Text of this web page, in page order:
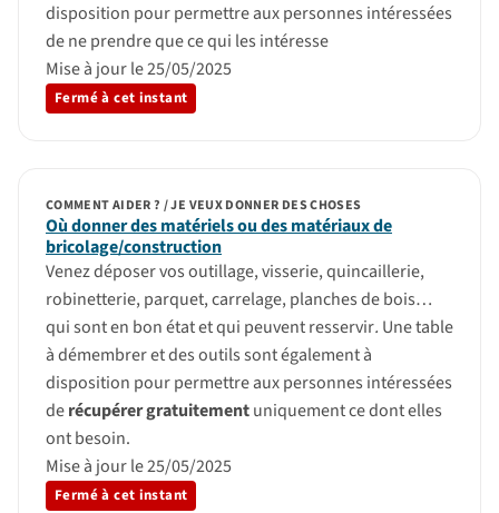
disposition pour permettre aux personnes intéressées
de ne prendre que ce qui les intéresse
Mise à jour le 25/05/2025
Fermé à cet instant
Où donner des matériels ou des matériaux de
bricolage/construction
COMMENT AIDER ? / JE VEUX DONNER DES CHOSES
Venez déposer vos outillage, visserie, quincaillerie,
robinetterie, parquet, carrelage, planches de bois…
qui sont en bon état et qui peuvent resservir. Une table
à démembrer et des outils sont également à
disposition pour permettre aux personnes intéressées
derécupérer gratuitementuniquement ce dont elles
ont besoin.
Mise à jour le 25/05/2025
Fermé à cet instant